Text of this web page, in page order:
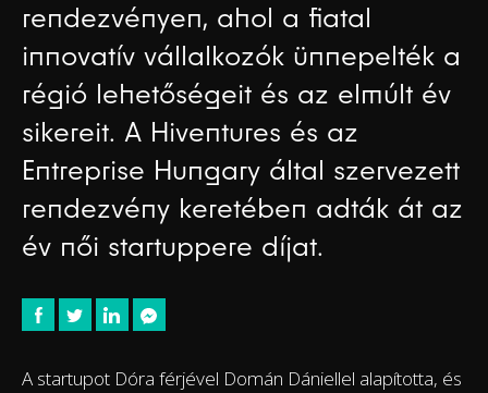
rendezvényen, ahol a fiatal
innovatív vállalkozók ünnepelték a
régió lehetőségeit és az elmúlt év
sikereit. A Hiventures és az
Entreprise Hungary által szervezett
rendezvény keretében adták át az
év női startuppere díjat.
A startupot Dóra férjével Domán Dániellel alapította, és